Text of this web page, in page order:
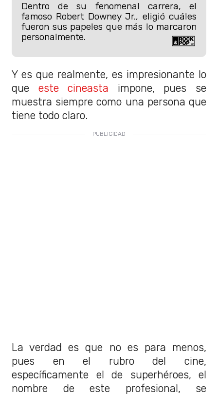
Dentro de su fenomenal carrera, el
famoso Robert Downey Jr., eligió cuáles
fueron sus papeles que más lo marcaron
personalmente.
Y es que realmente, es impresionante lo
que este cineasta impone, pues se
muestra siempre como una persona que
tiene todo claro.
La verdad es que no es para menos,
pues en el rubro del cine,
específicamente el de superhéroes, el
nombre de este profesional, se